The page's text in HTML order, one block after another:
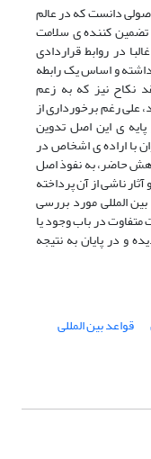
دانست که در عالم
کننده ی سلامت
در روابط قراردادی
و اساس یک رابطه
نکاح نیز که به زعم
علی رغم برخورداری از
پایه ی این اصل تدوین
با اراده ی اشخاص در
حاضر، به نفوذ اصل
ناشی از آن پرداخته
المللی مورد بررسی
در باب وجود یا
و در پایان به نتیجه
قواعد بین المللی